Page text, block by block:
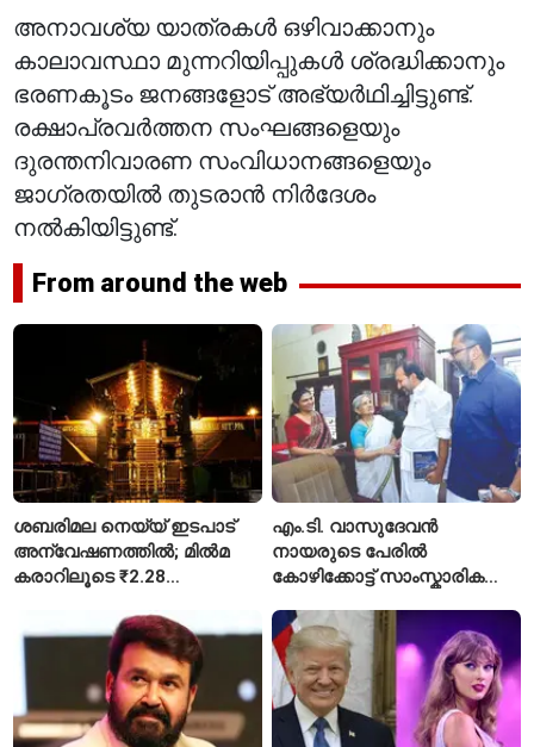
അനാവശ്യ യാത്രകൾ ഒഴിവാക്കാനും
കാലാവസ്ഥാ മുന്നറിയിപ്പുകൾ ശ്രദ്ധിക്കാനും
ഭരണകൂടം ജനങ്ങളോട് അഭ്യർഥിച്ചിട്ടുണ്ട്.
രക്ഷാപ്രവർത്തന സംഘങ്ങളെയും
ദുരന്തനിവാരണ സംവിധാനങ്ങളെയും
ജാഗ്രതയിൽ തുടരാൻ നിർദേശം
നൽകിയിട്ടുണ്ട്.
From around the web
ശബരിമല നെയ്യ് ഇടപാട്
അന്വേഷണത്തിൽ; മിൽമ
കരാറിലൂടെ ₹2.28
എഫ്ഐആർ
എം.ടി. വാസുദേവൻ
നായരുടെ പേരിൽ
കോഴിക്കോട്ട് സാംസ്കാരിക
പ്രവർത്തനങ്ങൾക്ക് ₹50
കോടി